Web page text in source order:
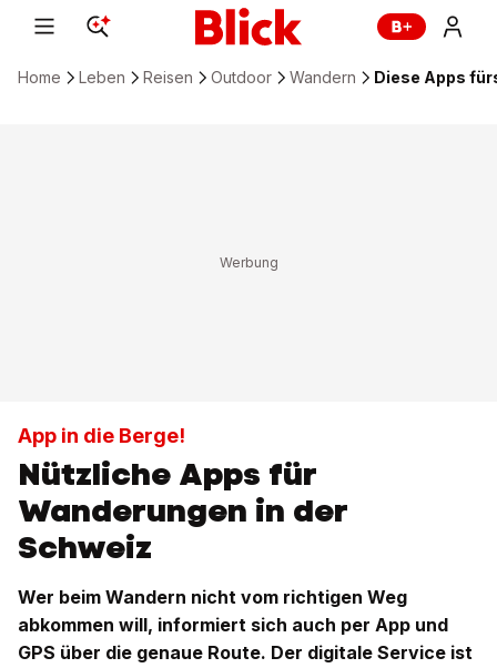
Home Leben Reisen Outdoor Wandern Diese Apps
App in die Berge!
Nützliche Apps für
Wanderungen in der
Schweiz
Wer beim Wandern nicht vom richtigen Weg
abkommen will, informiert sich auch per App und
GPS über die genaue Route. Der digitale Service ist